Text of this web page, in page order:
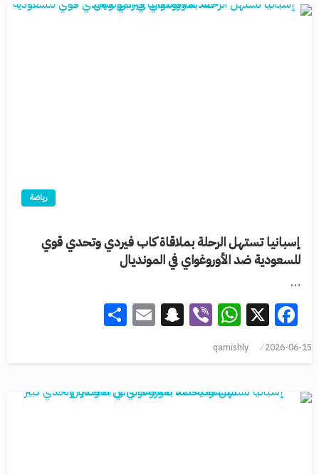
رياضة
إسبانيا تستهل الرحلة بملاقاة كاب فيردي وتحدي قوي
للسعودية ضد الأوروغواي في المونديال
…
Facebook
X
WhatsApp
Viber
Snapchat
Email
2026-06-15
qamishly